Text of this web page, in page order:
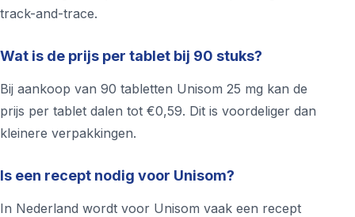
track-and-trace.
Wat is de prijs per tablet bij 90 stuks?
Bij aankoop van 90 tabletten Unisom 25 mg kan de
prijs per tablet dalen tot €0,59. Dit is voordeliger dan
kleinere verpakkingen.
Is een recept nodig voor Unisom?
In Nederland wordt voor Unisom vaak een recept